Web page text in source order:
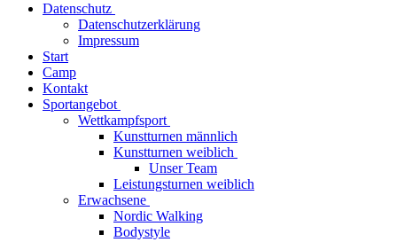
Datenschutz
Datenschutzerklärung
Impressum
Start
Camp
Kontakt
Sportangebot
Wettkampfsport
Kunstturnen männlich
Kunstturnen weiblich
Unser Team
Leistungsturnen weiblich
Erwachsene
Nordic Walking
Bodystyle